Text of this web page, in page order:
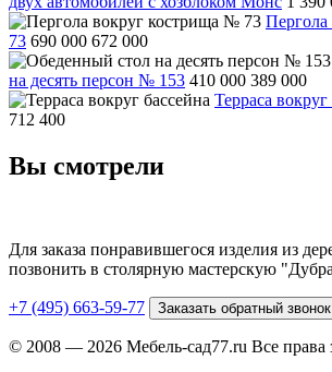
73 690 000 672 000
на десять персон № 153 410 000 389 000
Терраса вокруг
712 400
Вы смотрели
Для заказа понравившегося изделия из
позвонить в столярную мастерскую
+7 (495) 663-59-77 Заказать обратный звонок
© 2008 — 2026 Мебель-сад77.ru Все